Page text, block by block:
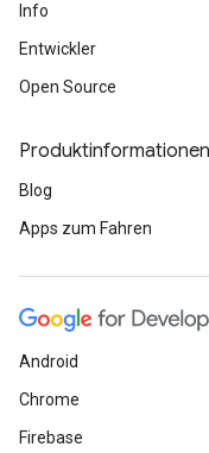
Info
Entwickler
Open Source
Produktinformationen
Blog
Apps zum Fahren
Android
Chrome
Firebase